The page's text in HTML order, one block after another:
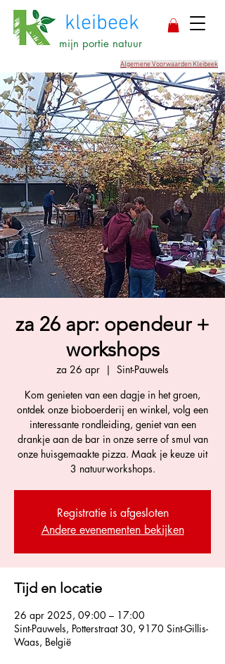
kleibeek
mijn portie natuur
Algemene Voorwaarden Kleibeek
za 26 apr: opendeur +
workshops
za 26 apr
  |
Sint-Pauwels
Kom genieten van een dagje in het groen,
ontdek onze bioboerderij en winkel, volg een
interessante rondleiding, geniet van een
drankje aan de bar in onze serre of smul van
onze huisgemaakte pizza. Maak je keuze uit
3 natuurworkshops.
Registratie is afgesloten
Andere evenementen bekijken
Tijd en locatie
26 apr 2025, 09:00 – 17:00
Sint-Pauwels, Potterstraat 30, 9170 Sint-Gillis-
Waas, België